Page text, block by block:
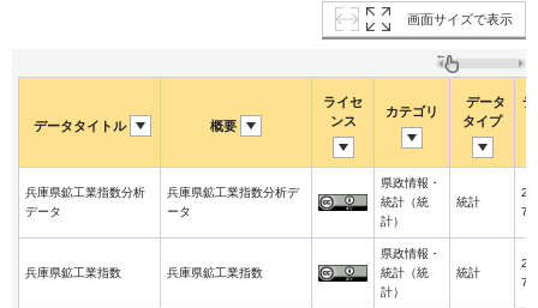
画面サイズで表示
データタイトル 概要
ライセ
ンス
カテゴリ
データ
タイプ
デ
兵庫県鉱工業指数分析
データ
兵庫県鉱工業指数分析デ
ータ
県政情報・
統計（統
計）
統計
7-
兵庫県鉱工業指数 兵庫県鉱工業指数
県政情報・
統計（統
計）
統計
7-